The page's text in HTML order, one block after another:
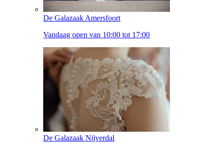
De Galazaak Amersfoort
Vandaag open van 10:00 tot 17:00
De Galazaak Nijverdal